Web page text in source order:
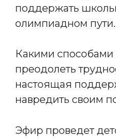
поддержать
олимпиадном пути.
Какими
преодолеть
настоящая
навредить своим
Эфир проведет